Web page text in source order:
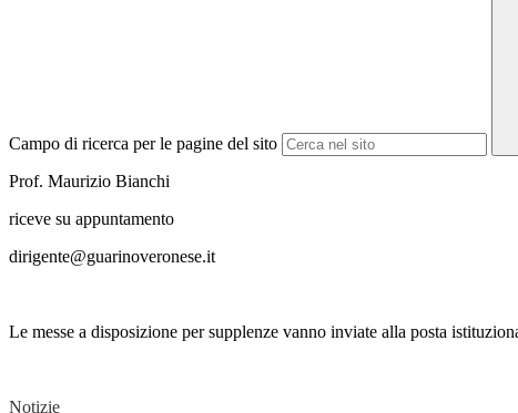
Campo di ricerca per le pagine del sito
Prof. Maurizio Bianchi
riceve su appuntamento
dirigente@guarinoveronese.it
Le messe a disposizione per supplenze vanno inviate alla posta
Notizie